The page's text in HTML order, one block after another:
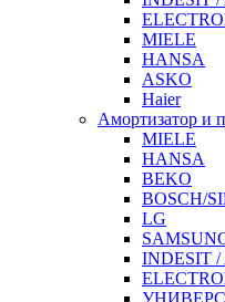
MIELE
HANSA
ASKO
Haier
Амортизатор и
MIELE
HANSA
BEKO
BOSCH/
LG
INDESIT /